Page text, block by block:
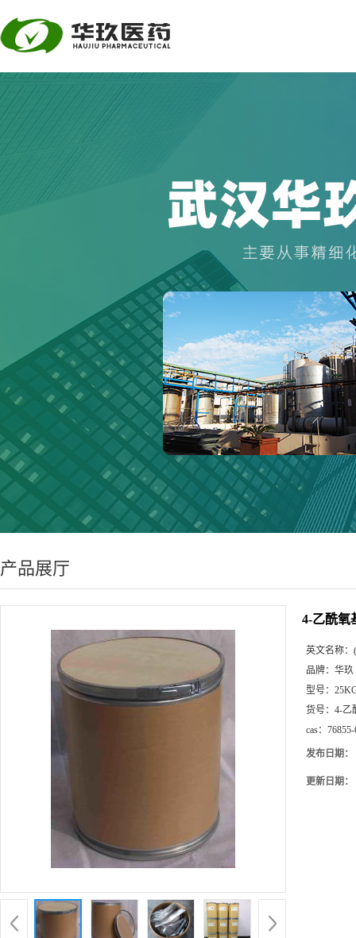
产品展厅
4-乙酰氧
英文名称：
品牌： 华玖
型号：
货号： 4-乙
cas：
发布日期：
更新日期：